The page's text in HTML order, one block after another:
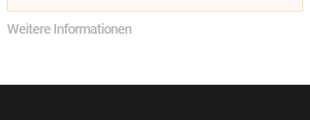
Weitere Informationen